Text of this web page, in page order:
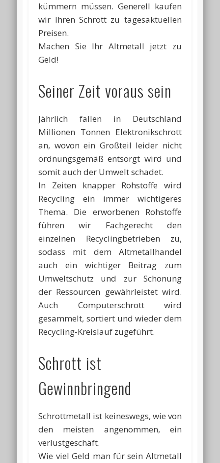
kümmern müssen. Generell kaufen
wir Ihren Schrott zu tagesaktuellen
Preisen.
Machen Sie Ihr Altmetall jetzt zu
Geld!
Seiner Zeit voraus sein
Jährlich fallen in Deutschland
Millionen Tonnen Elektronikschrott
an, wovon ein Großteil leider nicht
ordnungsgemäß entsorgt wird und
somit auch der Umwelt schadet.
In Zeiten knapper Rohstoffe wird
Recycling ein immer wichtigeres
Thema. Die erworbenen Rohstoffe
führen wir Fachgerecht den
einzelnen Recyclingbetrieben zu,
sodass mit dem Altmetallhandel
auch ein wichtiger Beitrag zum
Umweltschutz und zur Schonung
der Ressourcen gewährleistet wird.
Auch Computerschrott wird
gesammelt, sortiert und wieder dem
Recycling-Kreislauf zugeführt.
Schrott ist
Gewinnbringend
Schrottmetall ist keineswegs, wie von
den meisten angenommen, ein
verlustgeschäft.
Wie viel Geld man für sein Altmetall